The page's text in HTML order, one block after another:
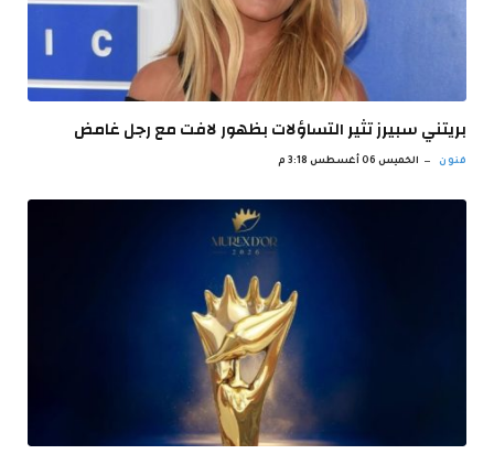
بريتني سبيرز تثير التساؤلات بظهور لافت مع رجل غامض
فنون الخميس 06 أغسطس 3:18 م